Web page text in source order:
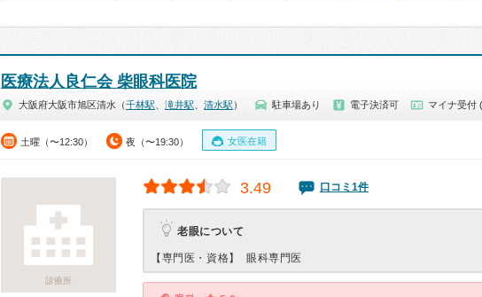
医療法人良仁会 柴眼科医院
大阪府大阪市旭区清水（千林駅 滝井駅 清水駅 ） 駐車場あり 電子決済可 マイナ受付
土曜（〜12:30） 夜（〜19:30） 女医在籍
診療所
3.49 口コミ1件
老眼について
【専門医・資格】 眼科専門医